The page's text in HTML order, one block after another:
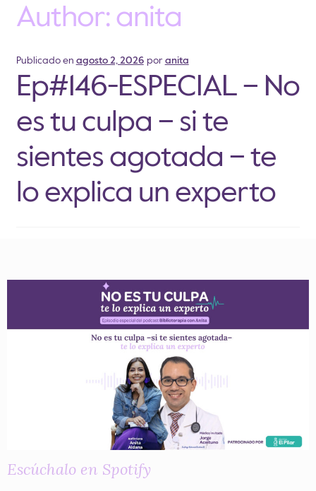
Author: anita
Publicado en agosto 2, 2026 por anita
Ep#146-ESPECIAL – No
es tu culpa – si te
sientes agotada – te
lo explica un experto
Escúchalo en Spotify